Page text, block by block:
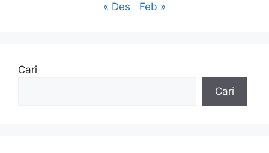
« Des Feb »
Cari
Cari